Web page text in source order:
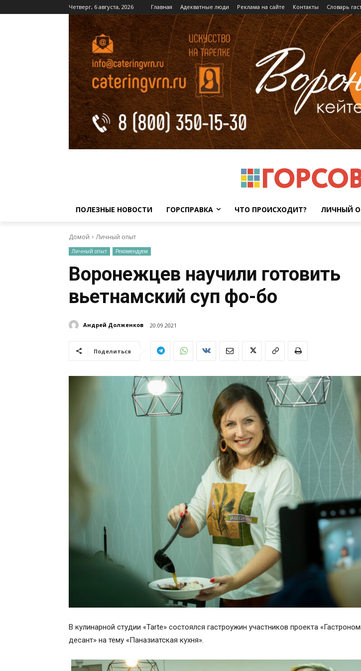
Четверг, 6 августа, 2026 Главная Адекватные люди Реклама на сайте Контакты Словарь
ПОЛЕЗНЫЕ НОВОСТИ ГОРСПРАВКА ЧТО ПРОИСХОДИТ? ЛИЧНЫЙ
Домой Личный опыт
Личный опыт Рекомендуем
Воронежцев научили готовить
вьетнамский суп фо-бо
Андрей Долженков 20.09.2021
Поделиться
В кулинарной студии «Tarte» состоялся гастроужин участников проекта
десант» на тему «Паназиатская кухня».